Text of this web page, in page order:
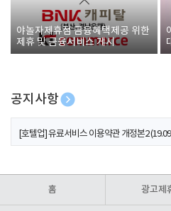
야놀자제휴점 금융혜택제공 위한
제휴 및 금융서비스 게시
공지사항
[호텔업] 개인정보 처리방침 개정본1 (19.09.02)
[호텔업] 유료서비스 이용약관 개정본2
홈 광고제